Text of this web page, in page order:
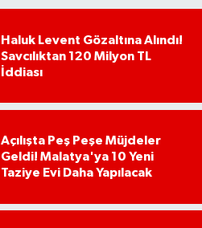
Haluk Levent Gözaltına Alındı!
Savcılıktan 120 Milyon TL
İddiası
Açılışta Peş Peşe Müjdeler
Geldi! Malatya'ya 10 Yeni
Taziye Evi Daha Yapılacak